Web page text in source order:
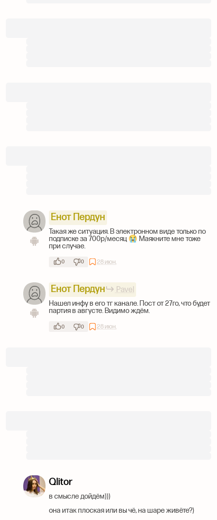
Енот Пердун
Такая же ситуация. В электронном виде только по
подписке за 700р/месяц 😭 Маякните мне тоже
при случае.
0 0 28 июн.
Енот Пердун
Pavel
Нашел инфу в его тг канале. Пост от 27го, что будет
партия в августе. Видимо ждём.
0 0 28 июн.
Qlitor
в смысле дойдём)))
она итак плоская или вы чё, на шаре живёте?)